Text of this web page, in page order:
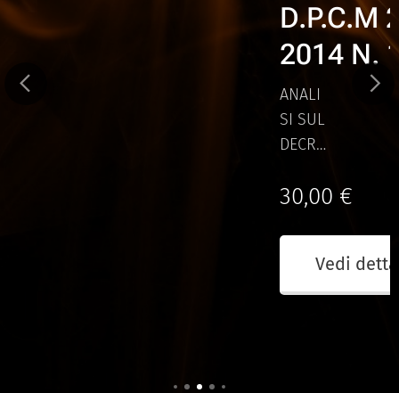
D.P.C.M
2014 N.
ANALI
SI SUL
DECRE
RIORG
AZION
SETTO
30,00 €
Vedi